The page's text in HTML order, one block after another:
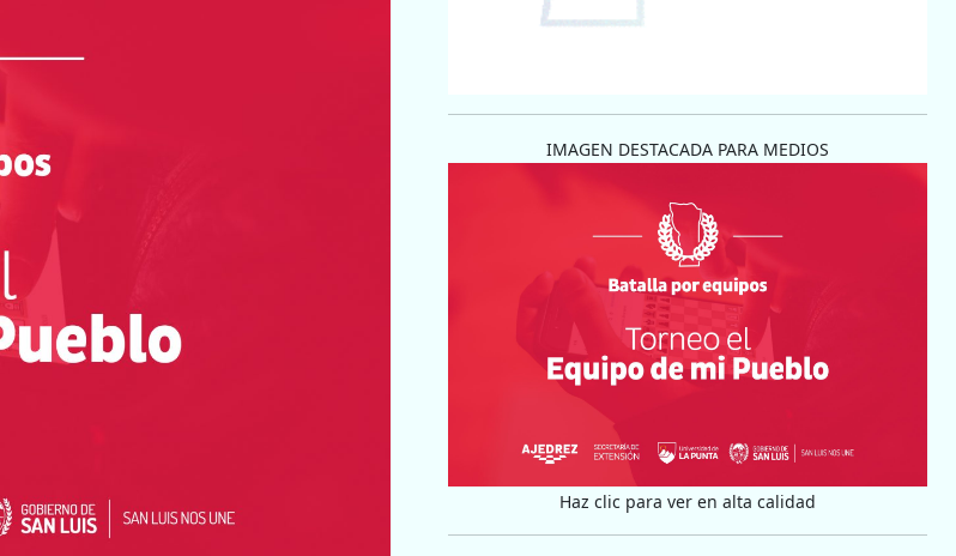
IMAGEN DESTACADA PARA MEDIOS
Haz clic para ver en alta calidad